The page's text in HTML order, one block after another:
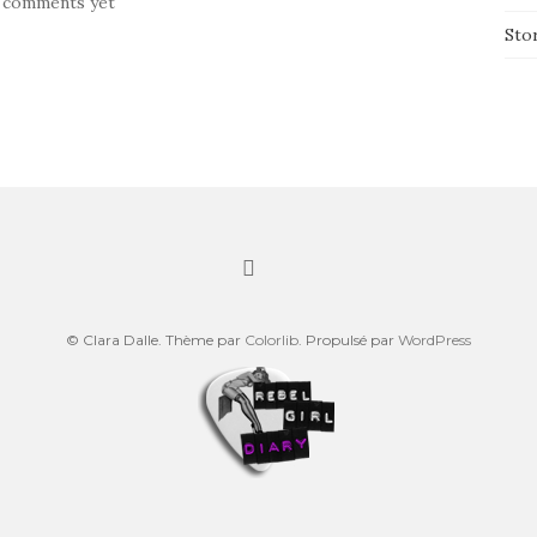
© Clara Dalle. Thème par Colorlib. Propulsé par WordPress